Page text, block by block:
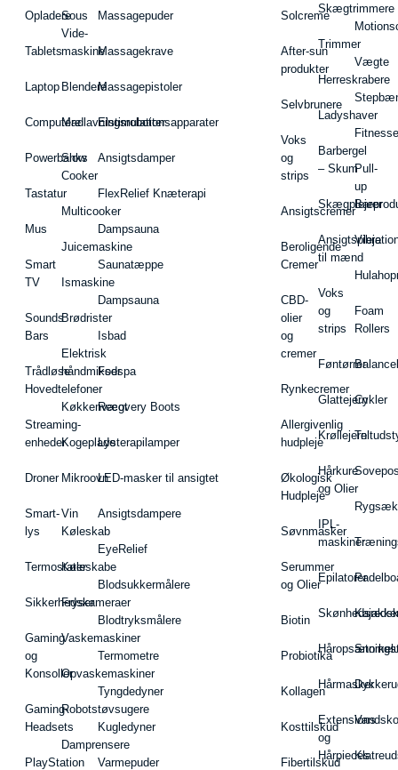
Opladere
Tablets
Laptop
Computere
Powerbanks
Tastatur
Mus
Smart
TV
Sounds
Bars
Trådløse
Hovedtelefoner
Streaming-
enheder
Droner
Smart-
lys
Termostater
Sikkerhedskameraer
Gaming
og
Konsoller
Gaming-
Headsets
PlayStation
Sous
Vide-
maskine
Blendere
Madlavningsrobotter
Slow
Cooker
Multicooker
Juicemaskine
Ismaskine
Brødrister
Elektrisk
håndmikser
Køkkenvægt
Kogeplade
Mikroovn
Vin
Køleskab
Køleskabe
Fryser
Vaskemaskiner
Opvaskemaskiner
Robotstøvsugere
Damprensere
Massagepuder
Massagekrave
Massagepistoler
Elstimulationsapparater
Ansigtsdamper
FlexRelief Knæterapi
Dampsauna
Saunatæppe
Dampsauna
Isbad
Fodspa
Recovery Boots
Lysterapilamper
LED-masker til ansigtet
Ansigtsdampere
EyeRelief
Blodsukkermålere
Blodtryksmålere
Termometre
Tyngdedyner
Kugledyner
Varmepuder
Solcreme
After-sun
produkter
Selvbrunere
Voks
og
strips
Ansigtscremer
Beroligende
Cremer
CBD-
olier
og
cremer
Rynkecremer
Allergivenlig
hudpleje
Økologisk
Hudpleje
Søvnmasker
Serummer
og Olier
Biotin
Probiotika
Kollagen
Kosttilskud
Fibertilskud
Skægtrimmere
Trimmer
Herreskrabere
Ladyshaver
Barbergel
– Skum
Ansigtspleje
til mænd
Voks
og
strips
Føntørrer
Glattejern
Krøllejern
Hårkure
og Olier
IPL-
maskiner
Epilatorer
Hårmasker
Extensions
og
Hårpieces
Vægte
Pull-
up
Barer
Foam
Rollers
Cykler
Vandsko